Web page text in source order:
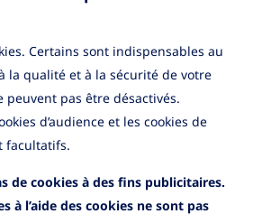
question ou un
Certains sont indispensables au
la qualité et à la sécurité de votre
peuvent pas être désactivés.
d’audience et les cookies de
facultatifs.
de cookies à des fins publicitaires.
à l’aide des cookies ne sont pas